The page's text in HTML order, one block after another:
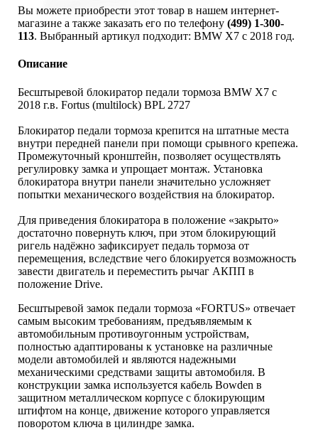
Вы можете приобрести этот товар в нашем интернет-
магазине а также заказать его по телефону (499) 1-300-
113. Выбранный артикул подходит: BMW X7 c 2018 год.
Описание
Бесштыревой блокиратор педали тормоза BMW X7 с
2018 г.в. Fortus (multilock) BPL 2727
Блокиратор педали тормоза крепится на штатные места
внутри передней панели при помощи срывного крепежа.
Промежуточный кронштейн, позволяет осуществлять
регулировку замка и упрощает монтаж. Установка
блокиратора внутри панели значительно усложняет
попытки механического воздействия на блокиратор.
Для приведения блокиратора в положение «закрыто»
достаточно повернуть ключ, при этом блокирующий
ригель надёжно зафиксирует педаль тормоза от
перемещения, вследствие чего блокируется возможность
завести двигатель и переместить рычаг АКПП в
положение Drive.
Бесштыревой замок педали тормоза «FORTUS» отвечает
самым высоким требованиям, предъявляемым к
автомобильным противоугонным устройствам,
полностью адаптированы к установке на различные
модели автомобилей и являются надежными
механическими средствами защиты автомобиля. В
конструкции замка используется кабель Bowden в
защитном металлическом корпусе с блокирующим
штифтом на конце, движение которого управляется
поворотом ключа в цилиндре замка.